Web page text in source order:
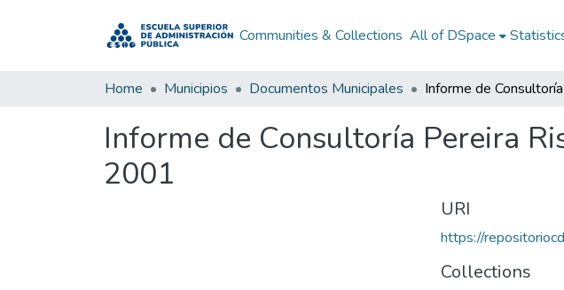
Communities & Collections All of DSpace
Home Municipios Documentos Municipales
Informe de Consultoría Pereira
2001
URI
https://
Collections